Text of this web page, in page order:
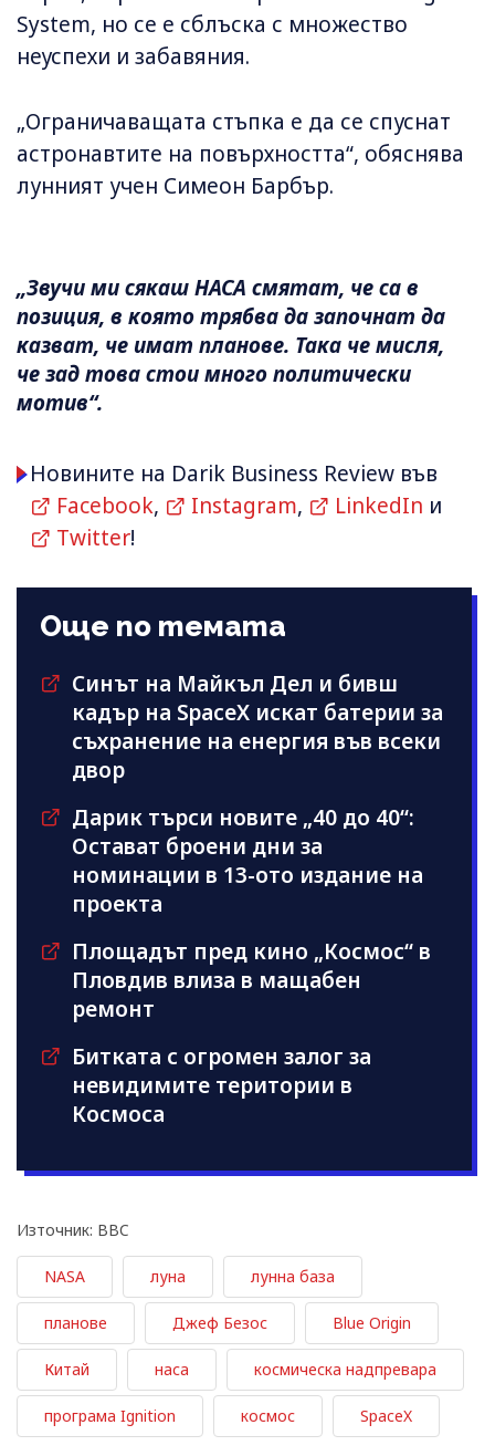
System, но се е сблъска с множество
неуспехи и забавяния.
„Ограничаващата стъпка е да се спуснат
астронавтите на повърхността“, обяснява
лунният учен Симеон Барбър.
„Звучи ми сякаш НАСА смятат, че са в
позиция, в която трябва да започнат да
казват, че имат планове. Така че мисля,
че зад това стои много политически
мотив“.
Новините на Darik Business Review във
Facebook, Instagram, LinkedIn и
Twitter!
Още по темата
Синът на Майкъл Дeл и бивш
кадър на SpaceX искат батерии за
съхранение на енергия във всеки
двор
Дарик търси новите „40 до 40“:
Остават броени дни за
номинации в 13-ото издание на
проекта
Площадът пред кино „Космос“ в
Пловдив влиза в мащабен
ремонт
Битката с огромен залог за
невидимите територии в
Космоса
Източник: BBC
NASA луна лунна база
планове Джеф Безос Blue Origin
Китай наса космическа надпревара
програма Ignition космос SpaceX